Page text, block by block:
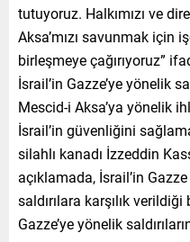
tutuyoruz. Halkımızı ve
Aksa’mızı savunmak için
birleşmeye çağırıyoruz”
İsrail’in Gazze’ye yönelik
Mescid-i Aksa’ya yönelik
İsrail’in güvenliğini
silahlı kanadı İzzeddin
açıklamada, İsrail’in
saldırılara karşılık
Gazze’ye yönelik